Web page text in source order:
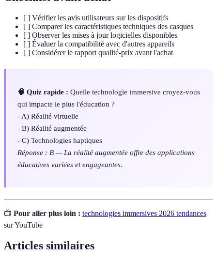
[ ] Vérifier les avis utilisateurs sur les dispositifs
[ ] Comparer les caractéristiques techniques des casques
[ ] Observer les mises à jour logicielles disponibles
[ ] Évaluer la compatibilité avec d'autres appareils
[ ] Considérer le rapport qualité-prix avant l'achat
🧠 Quiz rapide : Quelle technologie immersive croyez-vous
qui impacte le plus l'éducation ?
- A) Réalité virtuelle
- B) Réalité augmentée
- C) Technologies haptiques
Réponse : B — La réalité augmentée offre des applications
éducatives variées et engageantes.
📺 Pour aller plus loin : technologies immersives 2026 tendances
sur YouTube
Articles similaires